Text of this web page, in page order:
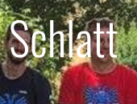
Schlatt